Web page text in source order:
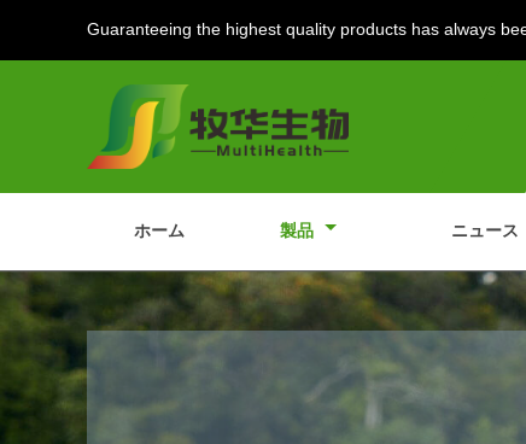
Guaranteeing the highest quality products has always
ホーム 製品 ニュース